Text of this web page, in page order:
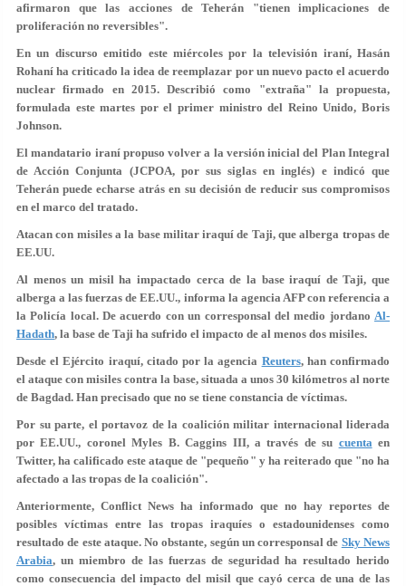
afirmaron que las acciones de Teherán "tienen implicaciones de
proliferación no reversibles".
En un discurso emitido este miércoles por la televisión iraní, Hasán
Rohaní ha criticado la idea de reemplazar por un nuevo pacto el acuerdo
nuclear firmado en 2015. Describió como "extraña" la propuesta,
formulada este martes por el primer ministro del Reino Unido, Boris
Johnson.
El mandatario iraní propuso volver a la versión inicial del Plan Integral
de Acción Conjunta (JCPOA, por sus siglas en inglés) e indicó que
Teherán puede echarse atrás en su decisión de reducir sus compromisos
en el marco del tratado.
Atacan con misiles a la base militar iraquí de Taji, que alberga tropas de
EE.UU.
Al menos un misil ha impactado cerca de la base iraquí de Taji, que
alberga a las fuerzas de EE.UU., informa la agencia AFP con referencia a
la Policía local. De acuerdo con un corresponsal del medio jordano Al-
Hadath, la base de Taji ha sufrido el impacto de al menos dos misiles.
Desde el Ejército iraquí, citado por la agencia Reuters, han confirmado
el ataque con misiles contra la base, situada a unos 30 kilómetros al norte
de Bagdad. Han precisado que no se tiene constancia de víctimas.
Por su parte, el portavoz de la coalición militar internacional liderada
por EE.UU., coronel Myles B. Caggins III, a través de su cuentaen
Twitter, ha calificado este ataque de "pequeño" y ha reiterado que "no ha
afectado a las tropas de la coalición".
Anteriormente, Conflict News ha informado que no hay reportes de
posibles víctimas entre las tropas iraquíes o estadounidenses como
resultado de este ataque. No obstante, según un corresponsal de Sky News
Arabia, un miembro de las fuerzas de seguridad ha resultado herido
como consecuencia del impacto del misil que cayó cerca de una de las